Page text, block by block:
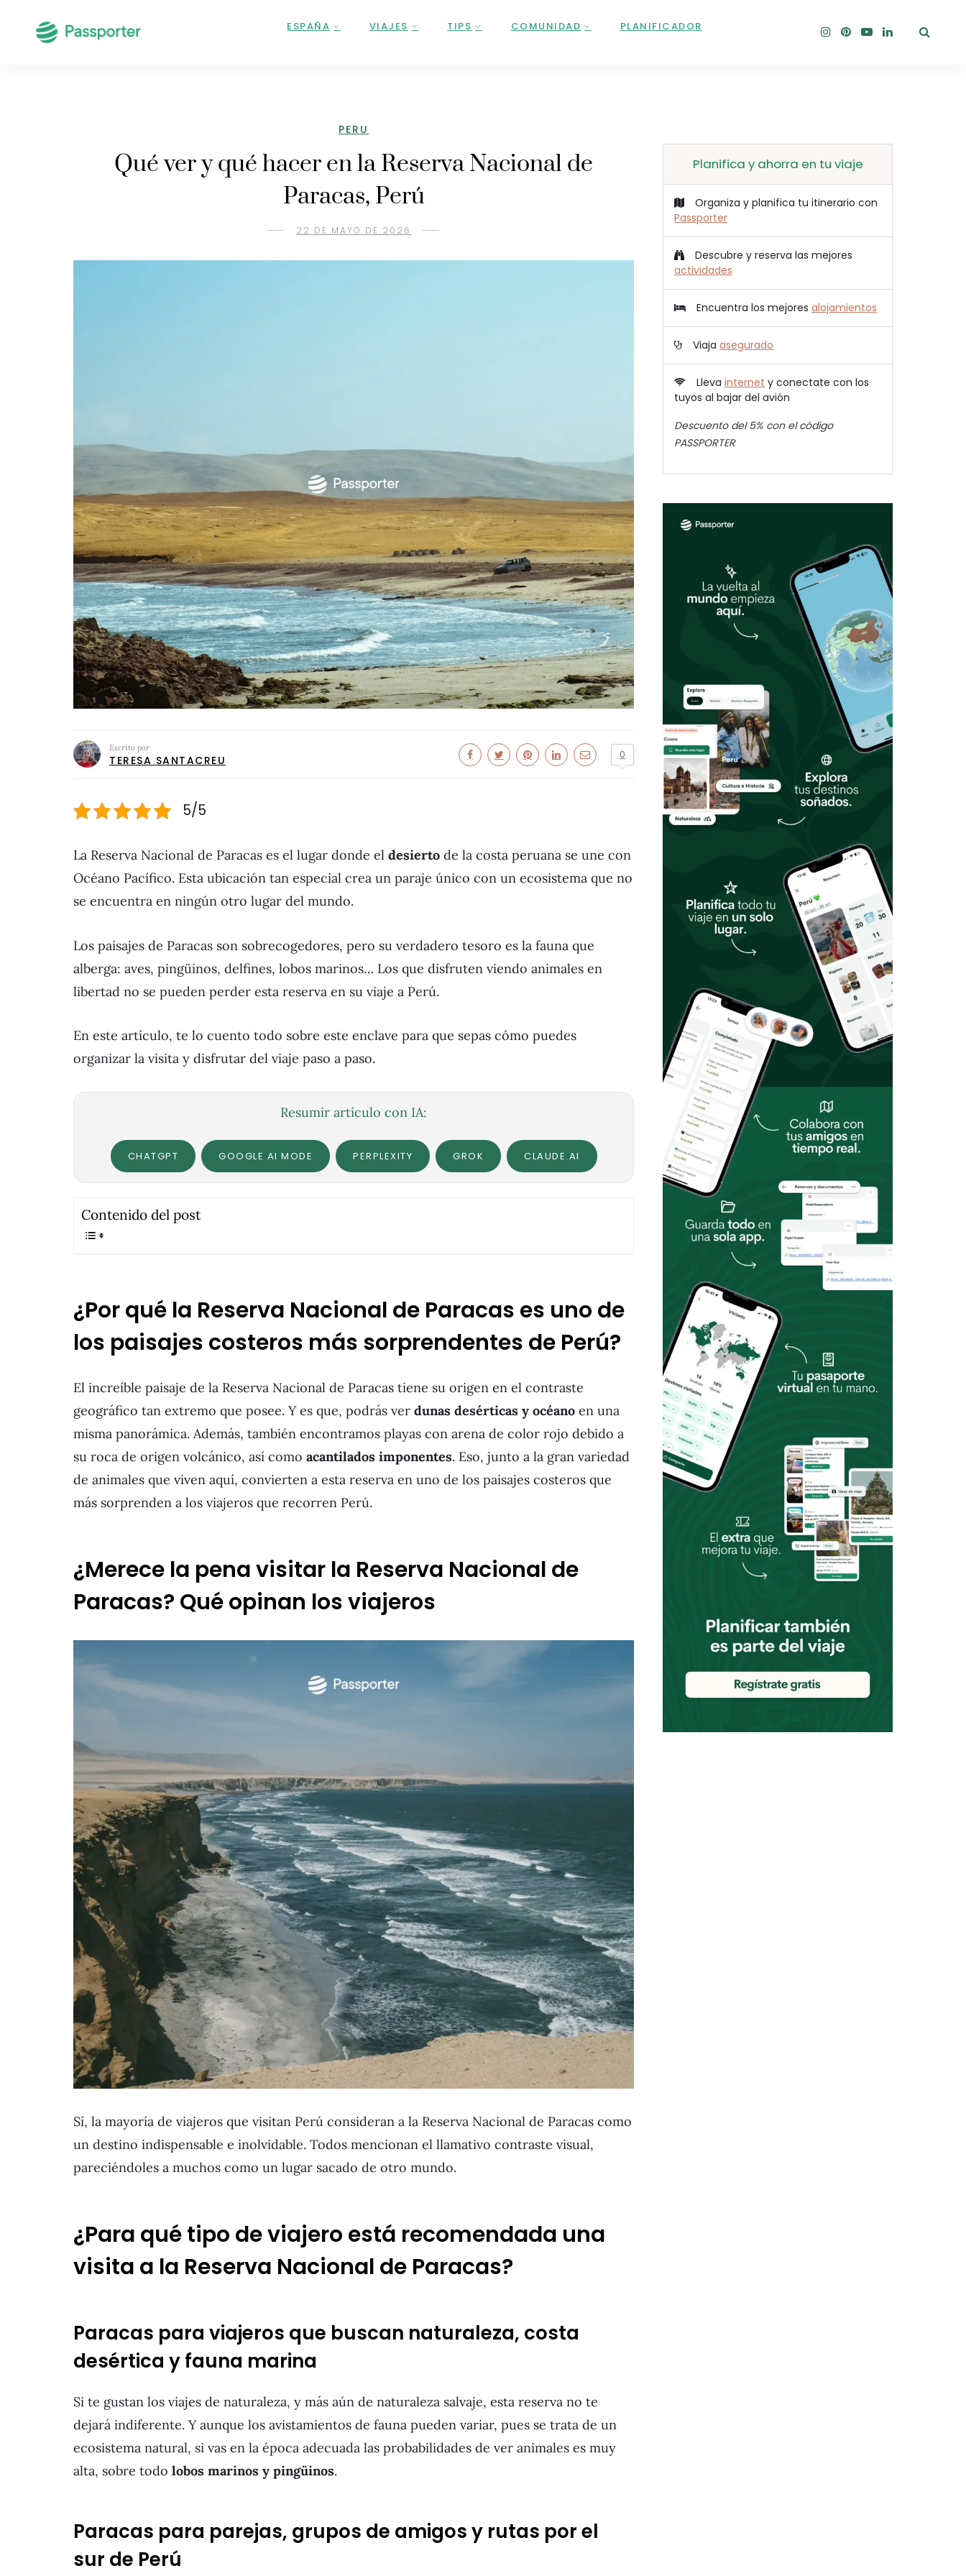
ESPAÑA VIAJES TIPS COMUNIDAD PLANIFICADOR
PERU
Qué ver y qué hacer en la Reserva Nacional de
Paracas, Perú
22 DE MAYO DE 2026
Escrito por
TERESA SANTACREU 0
5/5
La Reserva Nacional de Paracas es el lugar donde el desierto de la costa peruana se une con
Océano Pacífico. Esta ubicación tan especial crea un paraje único con un ecosistema que no
se encuentra en ningún otro lugar del mundo.
Los paisajes de Paracas son sobrecogedores, pero su verdadero tesoro es la fauna que
alberga: aves, pingüinos, delfines, lobos marinos… Los que disfruten viendo animales en
libertad no se pueden perder esta reserva en su viaje a Perú.
En este artículo, te lo cuento todo sobre este enclave para que sepas cómo puedes
organizar la visita y disfrutar del viaje paso a paso.
Resumir artículo con IA:
CHATGPT GOOGLE AI MODE PERPLEXITY GROK CLAUDE.AI
Contenido del post
¿Por qué la Reserva Nacional de Paracas es uno de
los paisajes costeros más sorprendentes de Perú?
El increíble paisaje de la Reserva Nacional de Paracas tiene su origen en el contraste
geográfico tan extremo que posee. Y es que, podrás ver dunas desérticas y océano en una
misma panorámica. Además, también encontramos playas con arena de color rojo debido a
su roca de origen volcánico, así como acantilados imponentes. Eso, junto a la gran variedad
de animales que viven aquí, convierten a esta reserva en uno de los paisajes costeros que
más sorprenden a los viajeros que recorren Perú.
¿Merece la pena visitar la Reserva Nacional de
Paracas? Qué opinan los viajeros
Sí, la mayoría de viajeros que visitan Perú consideran a la Reserva Nacional de Paracas como
un destino indispensable e inolvidable. Todos mencionan el llamativo contraste visual,
pareciéndoles a muchos como un lugar sacado de otro mundo.
¿Para qué tipo de viajero está recomendada una
visita a la Reserva Nacional de Paracas?
Paracas para viajeros que buscan naturaleza, costa
desértica y fauna marina
Si te gustan los viajes de naturaleza, y más aún de naturaleza salvaje, esta reserva no te
dejará indiferente. Y aunque los avistamientos de fauna pueden variar, pues se trata de un
ecosistema natural, si vas en la época adecuada las probabilidades de ver animales es muy
alta, sobre todo lobos marinos y pingüinos.
Paracas para parejas, grupos de amigos y rutas por el
sur de Perú
Planifica y ahorra en tu viaje
Organiza y planifica tu itinerario con
Passporter
Descubre y reserva las mejores
actividades
Encuentra los mejores alojamientos
Viaja asegurado
Lleva internet y conectate con los
tuyos al bajar del avión
Descuento del 5% con el código
PASSPORTER